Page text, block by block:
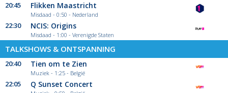
20:45 Flikken Maastricht
Misdaad - 0:50 - Nederland
22:30 NCIS: Origins
Misdaad - 1:00 - Verenigde Staten
TALKSHOWS & ONTSPANNING
20:40 Tien om te Zien
Muziek - 1:25 - België
22:05 Q Sunset Concert